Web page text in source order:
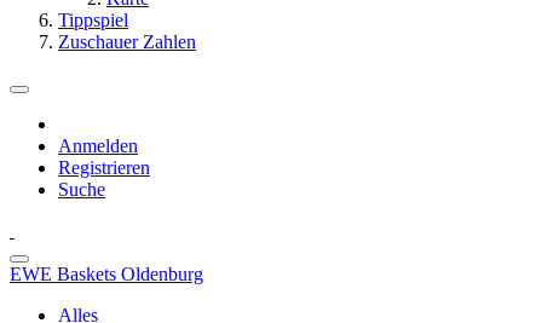
Tippspiel
Zuschauer Zahlen
Anmelden
Registrieren
Suche
EWE Baskets Oldenburg
Alles